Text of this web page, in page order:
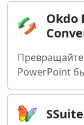
Okdo
Превращайте
PowerPoint